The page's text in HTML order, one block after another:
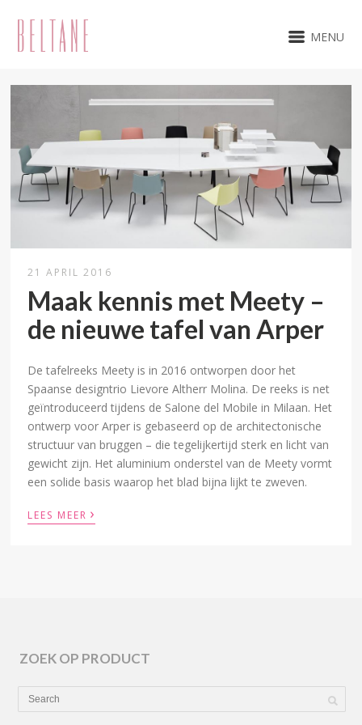
MENU
21 APRIL 2016
Maak kennis met Meety –
de nieuwe tafel van Arper
De tafelreeks Meety is in 2016 ontworpen door het
Spaanse designtrio Lievore Altherr Molina. De reeks is net
geïntroduceerd tijdens de Salone del Mobile in Milaan. Het
ontwerp voor Arper is gebaseerd op de architectonische
structuur van bruggen – die tegelijkertijd sterk en licht van
gewicht zijn. Het aluminium onderstel van de Meety vormt
een solide basis waarop het blad bijna lijkt te zweven.
LEES MEER ›
ZOEK OP PRODUCT